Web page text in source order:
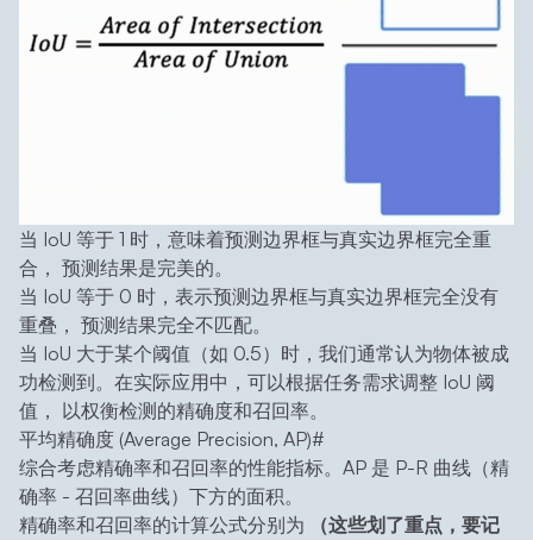
当 IoU 等于 1 时，意味着预测边界框与真实边界框完全重
合， 预测结果是完美的。
当 IoU 等于 0 时，表示预测边界框与真实边界框完全没有
重叠， 预测结果完全不匹配。
当 IoU 大于某个阈值（如 0.5）时，我们通常认为物体被成
功检测到。在实际应用中，可以根据任务需求调整 IoU 阈
值， 以权衡检测的精确度和召回率。
平均精确度 (Average Precision, AP)#
综合考虑精确率和召回率的性能指标。AP 是 P-R 曲线（精
确率 - 召回率曲线）下方的面积。
精确率和召回率的计算公式分别为
（这些划了重点，要记